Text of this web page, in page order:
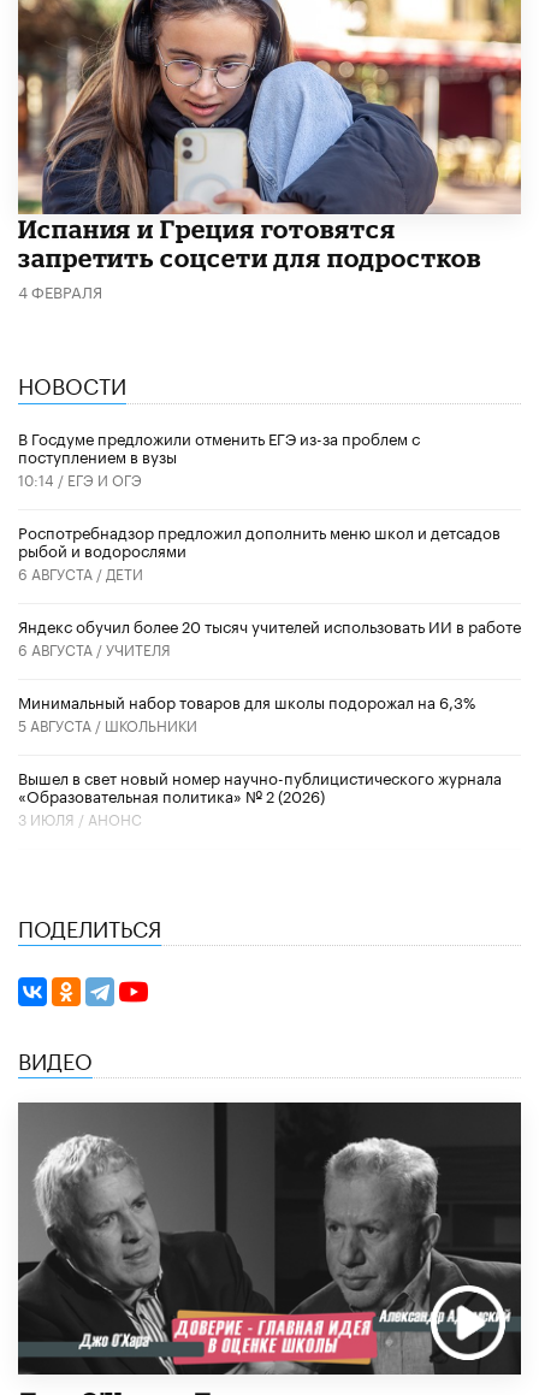
Испания и Греция готовятся
запретить соцсети для подростков
4 ФЕВРАЛЯ
НОВОСТИ
В Госдуме предложили отменить ЕГЭ из-за проблем с
поступлением в вузы
10:14 / ЕГЭ И ОГЭ
Роспотребнадзор предложил дополнить меню школ и детсадов
рыбой и водорослями
6 АВГУСТА / ДЕТИ
​Яндекс обучил более 20 тысяч учителей использовать ИИ в работе
6 АВГУСТА /УЧИТЕЛЯ
Минимальный набор товаров для школы подорожал на 6,3%
5 АВГУСТА / ШКОЛЬНИКИ
Вышел в свет новый номер научно-публицистического журнала
«Образовательная политика» № 2 (2026)
3 ИЮЛЯ / АНОНС
ПОДЕЛИТЬСЯ
ВИДЕО